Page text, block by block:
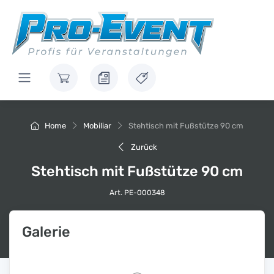
Home Mobiliar Stehtisch mit Fußstütze 90 cm
Zurück
Stehtisch mit Fußstütze 90 cm
Art. PE-000348
Galerie